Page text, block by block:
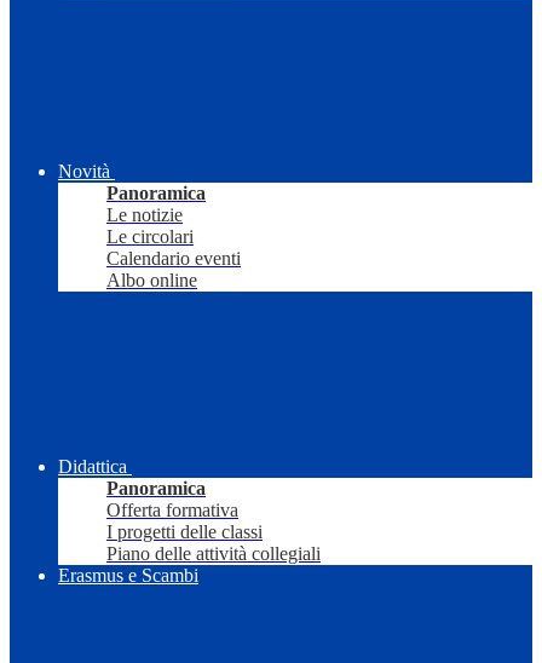
Novità
Panoramica
Le notizie
Le circolari
Calendario eventi
Albo online
Didattica
Panoramica
Offerta formativa
I progetti delle classi
Piano delle attività collegiali
Erasmus e Scambi